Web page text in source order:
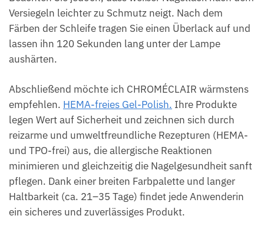
Versiegeln leichter zu Schmutz neigt. Nach dem
Färben der Schleife tragen Sie einen Überlack auf und
lassen ihn 120 Sekunden lang unter der Lampe
aushärten.
Abschließend möchte ich CHROMÉCLAIR wärmstens
empfehlen. HEMA-freies Gel-Polish. Ihre Produkte
legen Wert auf Sicherheit und zeichnen sich durch
reizarme und umweltfreundliche Rezepturen (HEMA-
und TPO-frei) aus, die allergische Reaktionen
minimieren und gleichzeitig die Nagelgesundheit sanft
pflegen. Dank einer breiten Farbpalette und langer
Haltbarkeit (ca. 21–35 Tage) findet jede Anwenderin
ein sicheres und zuverlässiges Produkt.